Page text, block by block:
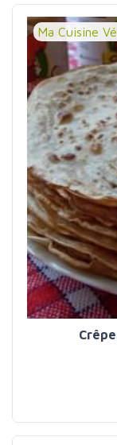
Ma Cuisine